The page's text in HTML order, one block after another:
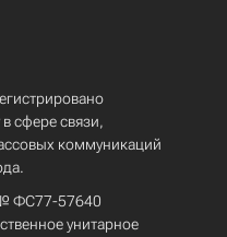
сфере связи,
коммуникаций
№ ФС77-57640
унитарное